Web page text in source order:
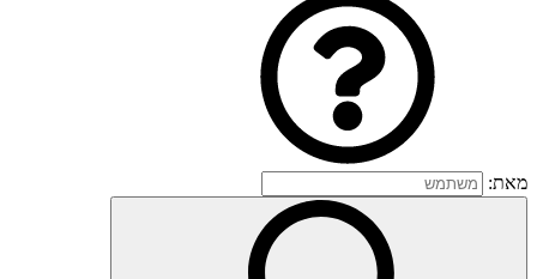
מאת: